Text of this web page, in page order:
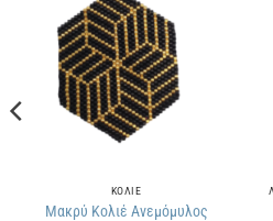
επιθυμιών
ΚΟΛΙΕ
Μακρύ Κολιέ Ανεμόμυλος